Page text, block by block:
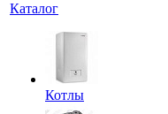
Каталог
Котлы